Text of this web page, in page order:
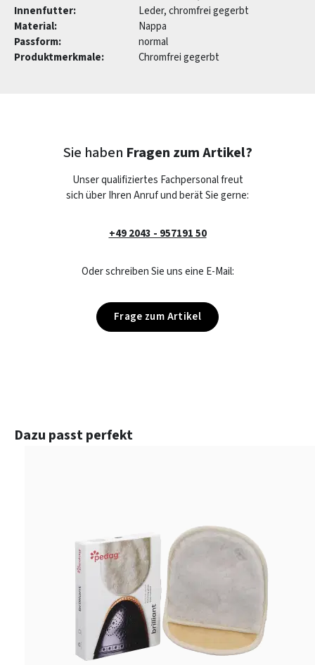
Innenfutter:
Leder, chromfrei gegerbt
Material:
Nappa
Passform:
normal
Produktmerkmale:
Chromfrei gegerbt
Sie haben Fragen zum Artikel?
Unser qualifiziertes Fachpersonal freut
sich über Ihren Anruf und berät Sie gerne:
+49 2043 - 957191 50
Oder schreiben Sie uns eine E-Mail:
Frage zum Artikel
Produktgalerie überspringen
Dazu passt perfekt